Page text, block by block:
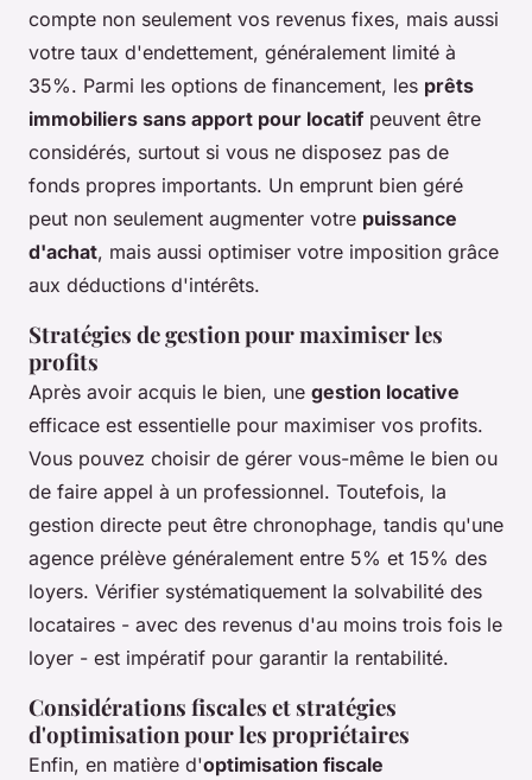
compte non seulement vos revenus fixes, mais aussi
votre taux d'endettement, généralement limité à
35%. Parmi les options de financement, les prêts
immobiliers sans apport pour locatif peuvent être
considérés, surtout si vous ne disposez pas de
fonds propres importants. Un emprunt bien géré
peut non seulement augmenter votre puissance
d'achat, mais aussi optimiser votre imposition grâce
aux déductions d'intérêts.
Stratégies de gestion pour maximiser les
profits
Après avoir acquis le bien, une gestion locative
efficace est essentielle pour maximiser vos profits.
Vous pouvez choisir de gérer vous-même le bien ou
de faire appel à un professionnel. Toutefois, la
gestion directe peut être chronophage, tandis qu'une
agence prélève généralement entre 5% et 15% des
loyers. Vérifier systématiquement la solvabilité des
locataires - avec des revenus d'au moins trois fois le
loyer - est impératif pour garantir la rentabilité.
Considérations fiscales et stratégies
d'optimisation pour les propriétaires
Enfin, en matière d'optimisation fiscale